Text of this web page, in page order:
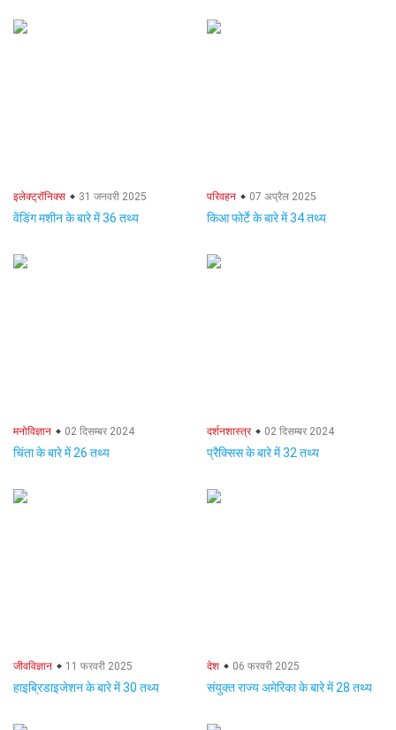
इलेक्ट्रॉनिक्स 31 जनवरी 2025
वेंडिंग मशीन के बारे में 36 तथ्य
परिवहन 07 अप्रैल 2025
किआ फोर्टे के बारे में 34 तथ्य
मनोविज्ञान 02 दिसम्बर 2024
चिंता के बारे में 26 तथ्य
दर्शनशास्त्र 02 दिसम्बर 2024
प्रैक्सिस के बारे में 32 तथ्य
जीवविज्ञान 11 फरवरी 2025
हाइब्रिडाइजेशन के बारे में 30 तथ्य
देश 06 फरवरी 2025
संयुक्त राज्य अमेरिका के बारे में 28 तथ्य